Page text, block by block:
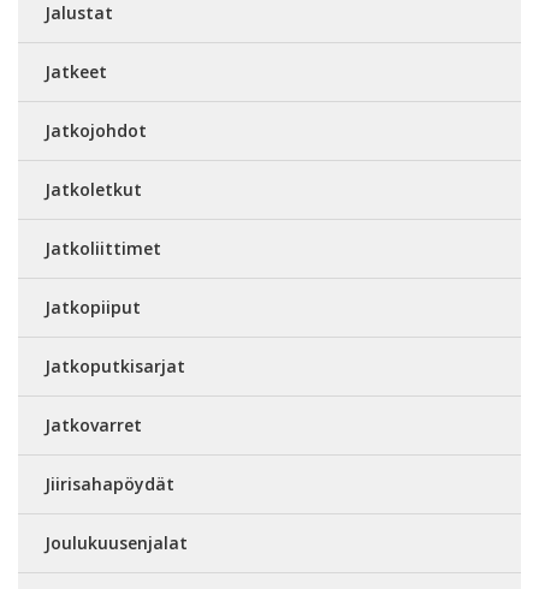
Jalustat
Jatkeet
Jatkojohdot
Jatkoletkut
Jatkoliittimet
Jatkopiiput
Jatkoputkisarjat
Jatkovarret
Jiirisahapöydät
Joulukuusenjalat